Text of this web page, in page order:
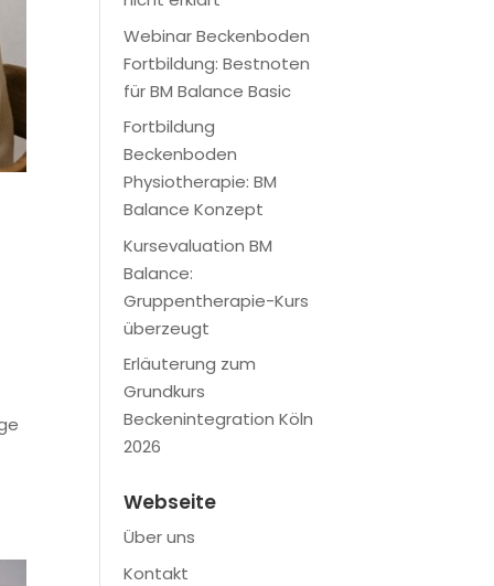
Webinar Beckenboden
Fortbildung: Bestnoten
für BM Balance Basic
Fortbildung
Beckenboden
Physiotherapie: BM
Balance Konzept
Kursevaluation BM
Balance:
Gruppentherapie-Kurs
überzeugt
Erläuterung zum
Grundkurs
Beckenintegration Köln
2026
Webseite
Über uns
Kontakt